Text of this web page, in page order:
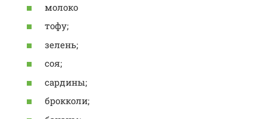
молоко
тофу;
зелень;
соя;
сардины;
брокколи;